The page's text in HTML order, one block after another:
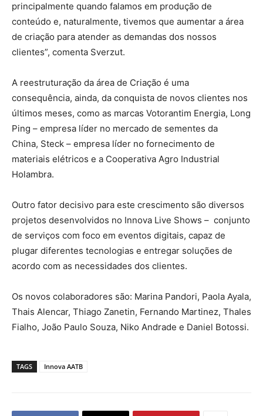
principalmente quando falamos em produção de
conteúdo e, naturalmente, tivemos que aumentar a área
de criação para atender as demandas dos nossos
clientes”, comenta Sverzut.
A reestruturação da área de Criação é uma
consequência, ainda, da conquista de novos clientes nos
últimos meses, como as marcas Votorantim Energia, Long
Ping – empresa líder no mercado de sementes da
China, Steck – empresa líder no fornecimento de
materiais elétricos e a Cooperativa Agro Industrial
Holambra.
Outro fator decisivo para este crescimento são diversos
projetos desenvolvidos no Innova Live Shows – conjunto
de serviços com foco em eventos digitais, capaz de
plugar diferentes tecnologias e entregar soluções de
acordo com as necessidades dos clientes.
Os novos colaboradores são: Marina Pandori, Paola Ayala,
Thais Alencar, Thiago Zanetin, Fernando Martinez, Thales
Fialho, João Paulo Souza, Niko Andrade e Daniel Botossi.
TAGS Innova AATB